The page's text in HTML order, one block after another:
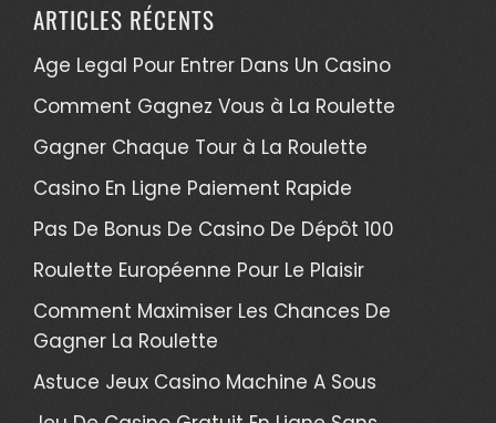
ARTICLES RÉCENTS
Age Legal Pour Entrer Dans Un Casino
Comment Gagnez Vous à La Roulette
Gagner Chaque Tour à La Roulette
Casino En Ligne Paiement Rapide
Pas De Bonus De Casino De Dépôt 100
Roulette Européenne Pour Le Plaisir
Comment Maximiser Les Chances De
Gagner La Roulette
Astuce Jeux Casino Machine A Sous